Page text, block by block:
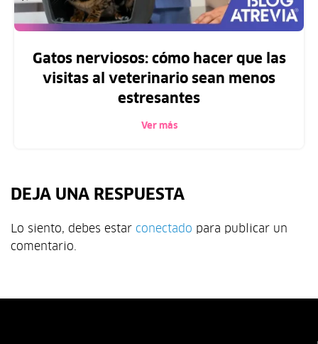
Gatos nerviosos: cómo hacer que las
visitas al veterinario sean menos
estresantes
Ver más
DEJA UNA RESPUESTA
Lo siento, debes estar conectado para publicar un
comentario.